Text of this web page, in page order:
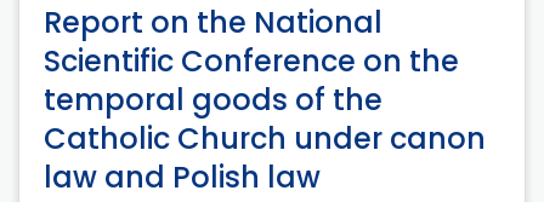
Report on the National
Scientific Conference on the
temporal goods of the
Catholic Church under canon
law and Polish law